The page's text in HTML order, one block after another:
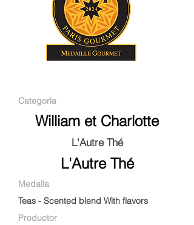
Categoría
William et Charlotte
L'Autre Thé
L'Autre Thé
Medalla
Teas - Scented blend With flavors
Productor